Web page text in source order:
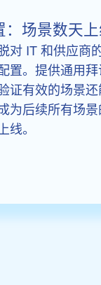
：场景数天
对 IT 和供应商
置。提供通用
证有效的场景
为后续所有场
线。